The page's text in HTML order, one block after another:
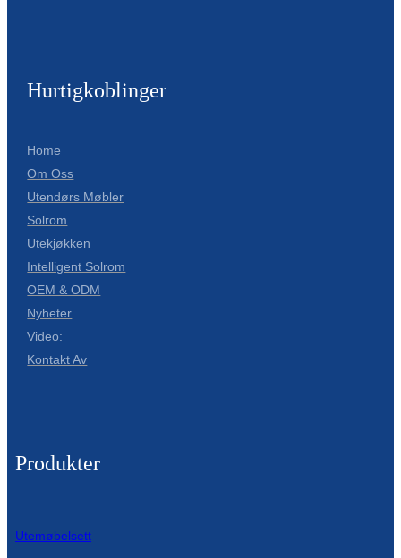
Hurtigkoblinger
Home
Om Oss
Utendørs Møbler
Solrom
Utekjøkken
Intelligent Solrom
OEM & ODM
Nyheter
Video:
Kontakt Av
Produkter
Utemøbelsett